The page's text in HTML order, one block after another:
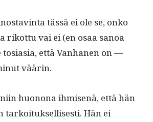
tässä ei ole se, onko
rikot­tu vai ei (en osaa sanoa
tosi­a­sia, että Van­hanen on —
väärin.
huonona ihmisenä, että hän
tarkoituk­sel­lis­es­ti. Hän ei